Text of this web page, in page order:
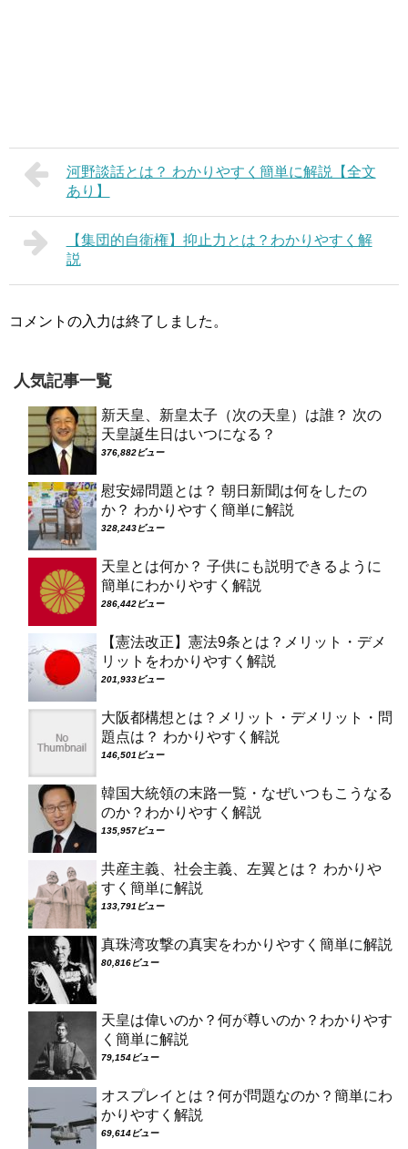
河野談話とは？ わかりやすく簡単に解説【全文
あり】
【集団的自衛権】抑止力とは？わかりやすく解
説
コメントの入力は終了しました。
人気記事一覧
新天皇、新皇太子（次の天皇）は誰？ 次の
天皇誕生日はいつになる？
376,882ビュー
慰安婦問題とは？ 朝日新聞は何をしたの
か？ わかりやすく簡単に解説
328,243ビュー
天皇とは何か？ 子供にも説明できるように
簡単にわかりやすく解説
286,442ビュー
【憲法改正】憲法9条とは？メリット・デメ
リットをわかりやすく解説
201,933ビュー
大阪都構想とは？メリット・デメリット・問
題点は？ わかりやすく解説
146,501ビュー
韓国大統領の末路一覧・なぜいつもこうなる
のか？わかりやすく解説
135,957ビュー
共産主義、社会主義、左翼とは？ わかりや
すく簡単に解説
133,791ビュー
真珠湾攻撃の真実をわかりやすく簡単に解説
80,816ビュー
天皇は偉いのか？何が尊いのか？わかりやす
く簡単に解説
79,154ビュー
オスプレイとは？何が問題なのか？簡単にわ
かりやすく解説
69,614ビュー